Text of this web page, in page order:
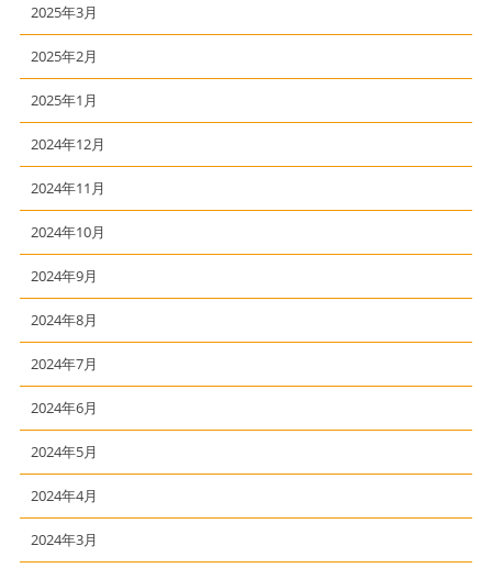
2025年3月
2025年2月
2025年1月
2024年12月
2024年11月
2024年10月
2024年9月
2024年8月
2024年7月
2024年6月
2024年5月
2024年4月
2024年3月